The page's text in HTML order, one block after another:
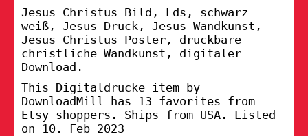
Jesus Christus Bild, Lds, schwarz
weiß, Jesus Druck, Jesus Wandkunst,
Jesus Christus Poster, druckbare
christliche Wandkunst, digitaler
Download.
This Digitaldrucke item by
DownloadMill has 13 favorites from
Etsy shoppers. Ships from USA. Listed
on 10. Feb 2023